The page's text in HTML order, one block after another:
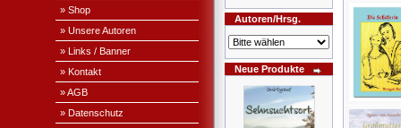
» Shop
» Unsere Autoren
» Links / Banner
» Kontakt
» AGB
» Datenschutz
Autoren/Hrsg.
Neue Produkte